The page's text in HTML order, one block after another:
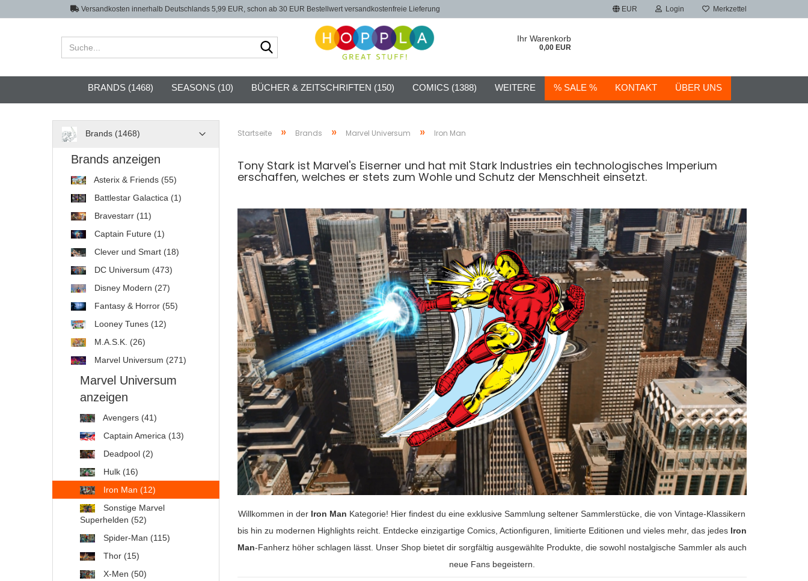
Versandkosten innerhalb Deutschlands 5,99 EUR, schon ab 30 EUR Bestellwert versandkostenfreie Lieferung EUR Login Merkzettel
Ihr Warenkorb
0,00 EUR
BRANDS (1468) SEASONS (10) BÜCHER & ZEITSCHRIFTEN (150) COMICS (1388) % SALE % KONTAKT ÜBER UNS
WEITERE
Startseite » Brands » Marvel Universum » Iron Man
Tony Stark ist Marvel's Eiserner und hat mit Stark Industries ein technologisches Imperium
erschaffen, welches er stets zum Wohle und Schutz der Menschheit einsetzt.
Willkommen in der Iron Man Kategorie! Hier findest du eine exklusive Sammlung seltener Sammlerstücke, die von Vintage-Klassikern
bis hin zu modernen Highlights reicht. Entdecke einzigartige Comics, Actionfiguren, limitierte Editionen und vieles mehr, das jedes Iron
Man-Fanherz höher schlagen lässt. Unser Shop bietet dir sorgfältig ausgewählte Produkte, die sowohl nostalgische Sammler als auch
neue Fans begeistern.
Brands (1468)
Brands anzeigen
Asterix & Friends (55)
Battlestar Galactica (1)
Bravestarr (11)
Captain Future (1)
Clever und Smart (18)
DC Universum (473)
Disney Modern (27)
Fantasy & Horror (55)
Looney Tunes (12)
M.A.S.K. (26)
Marvel Universum (271)
Marvel Universum
anzeigen
Avengers (41)
Captain America (13)
Deadpool (2)
Hulk (16)
Iron Man (12)
Sonstige Marvel
Superhelden (52)
Spider-Man (115)
Thor (15)
X-Men (50)